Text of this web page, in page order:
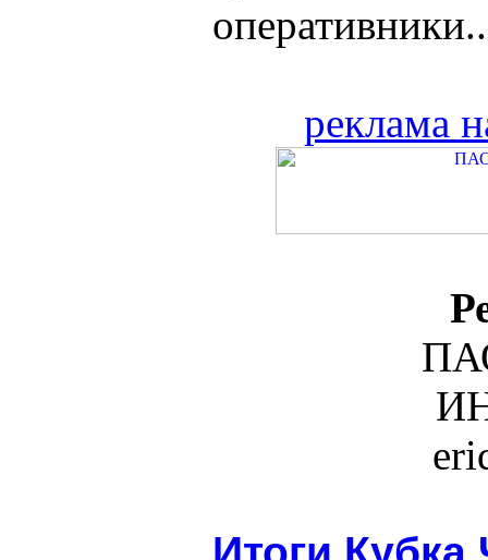
реклама